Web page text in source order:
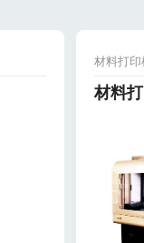
材料打印
材料